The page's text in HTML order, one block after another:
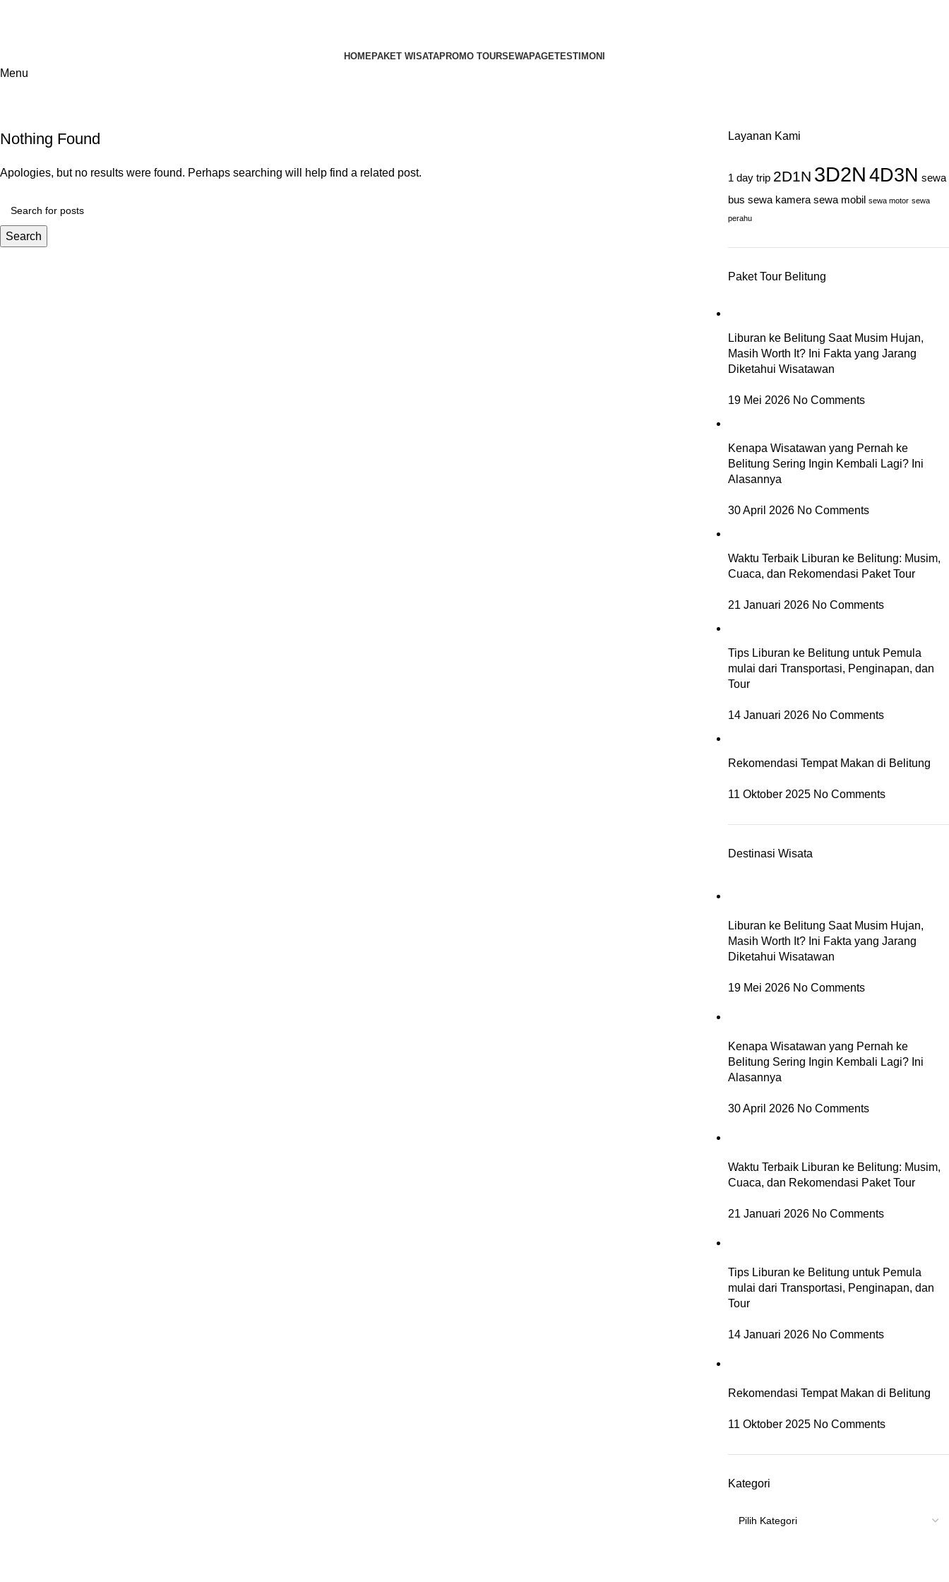
HOMEPAKET WISATAPROMO TOURSEWAPAGETESTIMONI
Menu
Nothing Found
Apologies, but no results were found. Perhaps searching will help find a related post.
Search
Layanan Kami
1 day trip 2D1N 3D2N 4D3N sewa
bus sewa kamera sewa mobil sewa motor sewa
perahu
Paket Tour Belitung
Liburan ke Belitung Saat Musim Hujan,
Masih Worth It? Ini Fakta yang Jarang
Diketahui Wisatawan
19 Mei 2026 No Comments
Kenapa Wisatawan yang Pernah ke
Belitung Sering Ingin Kembali Lagi? Ini
Alasannya
30 April 2026 No Comments
Waktu Terbaik Liburan ke Belitung: Musim,
Cuaca, dan Rekomendasi Paket Tour
21 Januari 2026 No Comments
Tips Liburan ke Belitung untuk Pemula
mulai dari Transportasi, Penginapan, dan
Tour
14 Januari 2026 No Comments
Rekomendasi Tempat Makan di Belitung
11 Oktober 2025 No Comments
Destinasi Wisata
Liburan ke Belitung Saat Musim Hujan,
Masih Worth It? Ini Fakta yang Jarang
Diketahui Wisatawan
19 Mei 2026 No Comments
Kenapa Wisatawan yang Pernah ke
Belitung Sering Ingin Kembali Lagi? Ini
Alasannya
30 April 2026 No Comments
Waktu Terbaik Liburan ke Belitung: Musim,
Cuaca, dan Rekomendasi Paket Tour
21 Januari 2026 No Comments
Tips Liburan ke Belitung untuk Pemula
mulai dari Transportasi, Penginapan, dan
Tour
14 Januari 2026 No Comments
Rekomendasi Tempat Makan di Belitung
11 Oktober 2025 No Comments
Kategori